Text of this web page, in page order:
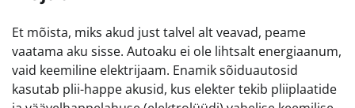
Et mõista, miks akud just talvel alt veavad, peame
vaatama aku sisse. Autoaku ei ole lihtsalt energiaanum,
vaid keemiline elektrijaam. Enamik sõiduautosid
kasutab plii-happe akusid, kus elekter tekib pliiplaatide